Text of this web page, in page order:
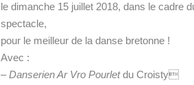
le dimanche 15 juillet 2018, dans le cadre
spectacle,
pour le meilleur de la danse bretonne !
Avec :
–Danserien Ar Vro Pourletdu Croisty